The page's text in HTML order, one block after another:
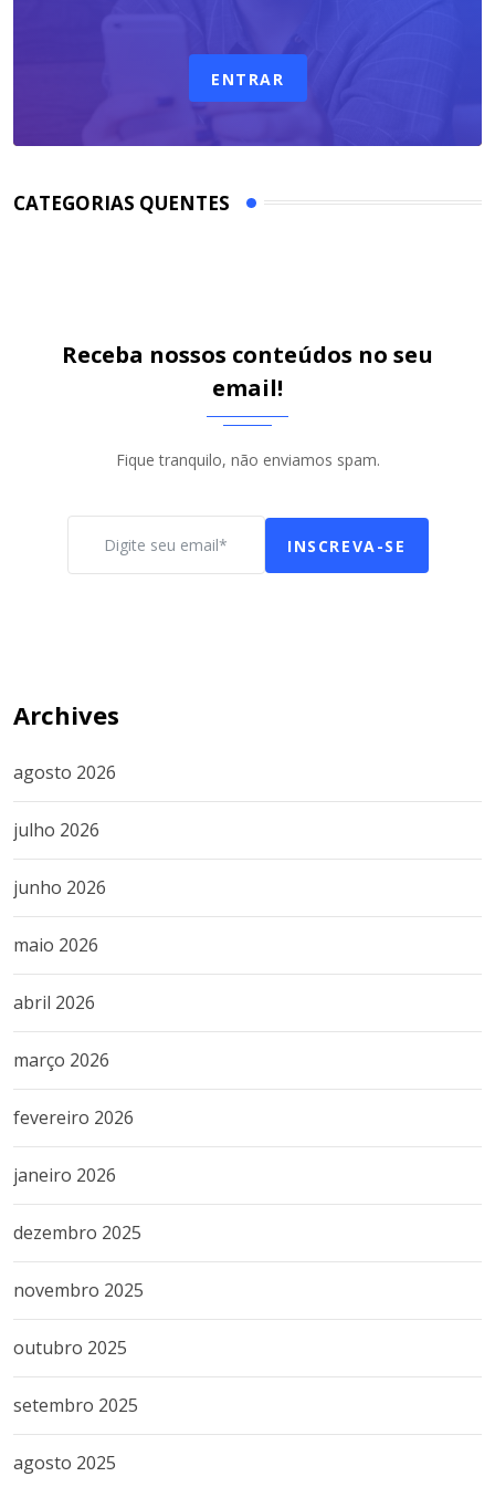
ENTRAR
CATEGORIAS QUENTES
Receba nossos conteúdos no seu
email!
Fique tranquilo, não enviamos spam.
INSCREVA-SE
Archives
agosto 2026
julho 2026
junho 2026
maio 2026
abril 2026
março 2026
fevereiro 2026
janeiro 2026
dezembro 2025
novembro 2025
outubro 2025
setembro 2025
agosto 2025